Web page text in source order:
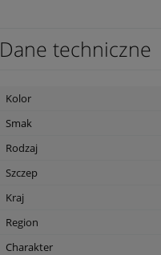
Dane techniczne
Kolor
Smak
Rodzaj
Szczep
Kraj
Region
Charakter